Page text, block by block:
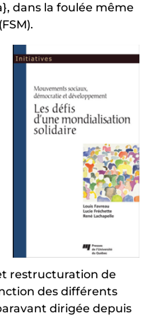
dans la foulée même
restructuration de
des différents
dirigée depuis